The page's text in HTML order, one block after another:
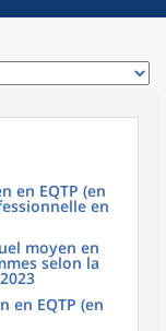
en EQTP (en
en
moyen en
selon la
en EQTP (en